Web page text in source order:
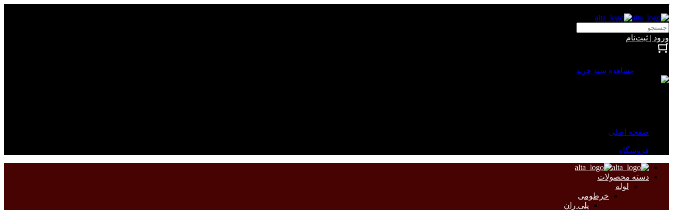
ورود | ثبت‌نام
مشاهده سبد خرید
صفحه اصلی
فروشگاه
دسته محصولات
لوله
خرطومی
پلی ران